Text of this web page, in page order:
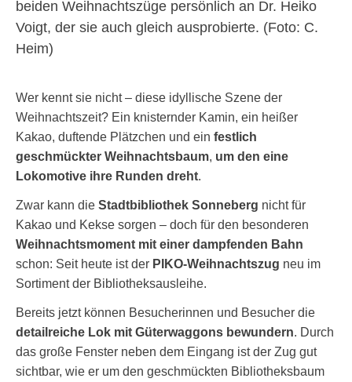
Wer kennt sie nicht – diese idyllische Szene der
Weihnachtszeit? Ein knisternder Kamin, ein heißer
Kakao, duftende Plätzchen und ein festlich
geschmückter Weihnachtsbaum, um den eine
Lokomotive ihre Runden dreht.
Zwar kann die Stadtbibliothek Sonneberg nicht für
Kakao und Kekse sorgen – doch für den besonderen
Weihnachtsmoment mit einer dampfenden Bahn
schon: Seit heute ist der PIKO-Weihnachtszug neu im
Sortiment der Bibliotheksausleihe.
Bereits jetzt können Besucherinnen und Besucher die
detailreiche Lok mit Güterwaggons bewundern. Durch
das große Fenster neben dem Eingang ist der Zug gut
sichtbar, wie er um den geschmückten Bibliotheksbaum